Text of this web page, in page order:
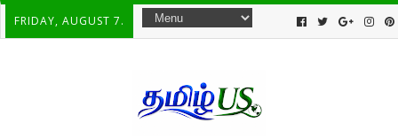
FRIDAY, AUGUST 7.